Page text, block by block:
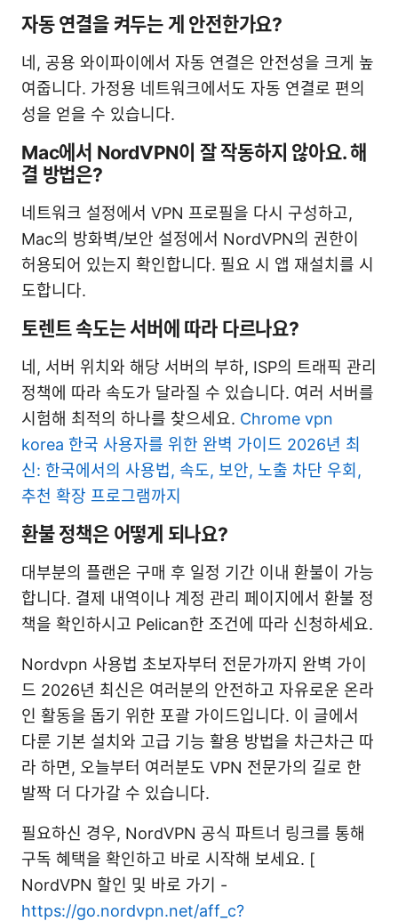
자동 연결을 켜두는 게 안전한가요?
네, 공용 와이파이에서 자동 연결은 안전성을 크게 높
여줍니다. 가정용 네트워크에서도 자동 연결로 편의
성을 얻을 수 있습니다.
Mac에서 NordVPN이 잘 작동하지 않아요. 해
결 방법은?
네트워크 설정에서 VPN 프로필을 다시 구성하고,
Mac의 방화벽/보안 설정에서 NordVPN의 권한이
허용되어 있는지 확인합니다. 필요 시 앱 재설치를 시
도합니다.
토렌트 속도는 서버에 따라 다르나요?
네, 서버 위치와 해당 서버의 부하, ISP의 트래픽 관리
정책에 따라 속도가 달라질 수 있습니다. 여러 서버를
시험해 최적의 하나를 찾으세요. Chrome vpn
korea 한국 사용자를 위한 완벽 가이드 2026년 최
신: 한국에서의 사용법, 속도, 보안, 노출 차단 우회,
추천 확장 프로그램까지
환불 정책은 어떻게 되나요?
대부분의 플랜은 구매 후 일정 기간 이내 환불이 가능
합니다. 결제 내역이나 계정 관리 페이지에서 환불 정
책을 확인하시고 Pelican한 조건에 따라 신청하세요.
Nordvpn 사용법 초보자부터 전문가까지 완벽 가이
드 2026년 최신은 여러분의 안전하고 자유로운 온라
인 활동을 돕기 위한 포괄 가이드입니다. 이 글에서
다룬 기본 설치와 고급 기능 활용 방법을 차근차근 따
라 하면, 오늘부터 여러분도 VPN 전문가의 길로 한
발짝 더 다가갈 수 있습니다.
필요하신 경우, NordVPN 공식 파트너 링크를 통해
구독 혜택을 확인하고 바로 시작해 보세요. [
NordVPN 할인 및 바로 가기 -
https://go.nordvpn.net/aff_c?